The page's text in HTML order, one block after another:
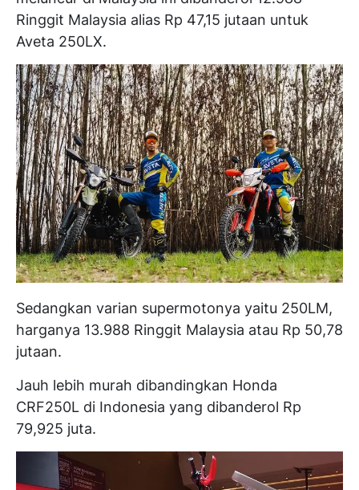
Ringgit Malaysia alias Rp 47,15 jutaan untuk
Aveta 250LX.
Sedangkan varian supermotonya yaitu 250LM,
harganya 13.988 Ringgit Malaysia atau Rp 50,78
jutaan.
Jauh lebih murah dibandingkan Honda
CRF250L di Indonesia yang dibanderol Rp
79,925 juta.